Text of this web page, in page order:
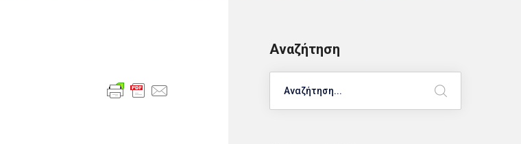
Αναζήτηση